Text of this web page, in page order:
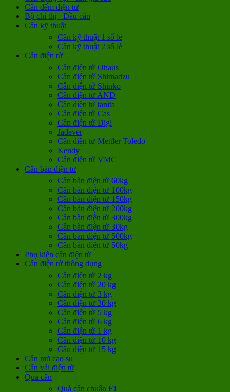
Cân đếm điện tử
Bộ chỉ thị - Đầu cân
Cân kỹ thuật
Cân kỹ thuật 1 số lẻ
Cân kỹ thuật 2 số lẻ
Cân điện tử
Cân điện tử Ohaus
Cân điện tử Shimadzu
Cân điện tử Shinko
Cân điện tử AND
Cân điện tử tanita
Cân điện tử Cas
Cân điện tử Digi
Jadever
Cân điện tử Mettler Toledo
Kendy
Cân điện tử VMC
Cân bàn điện tử
Cân bàn điện tử 60kg
Cân bàn điện tử 100kg
Cân bàn điện tử 150kg
Cân bàn điện tử 200kg
Cân bàn điện tử 300kg
Cân bàn điện tử 30kg
Cân bàn điện tử 500kg
Cân bàn điện tử 50kg
Phụ kiện cân điện tử
Cân điện tử thông dụng
Cân điện tử 2 kg
Cân điện tử 20 kg
Cân điện tử 3 kg
Cân điện tử 30 kg
Cân điện tử 5 kg
Cân điện tử 6 kg
Cân điện tử 1 kg
Cân điện tử 10 kg
Cân điện tử 15 kg
Cân mũ cao su
Cân vải điện tử
Quả cân
Quả cân chuẩn F1